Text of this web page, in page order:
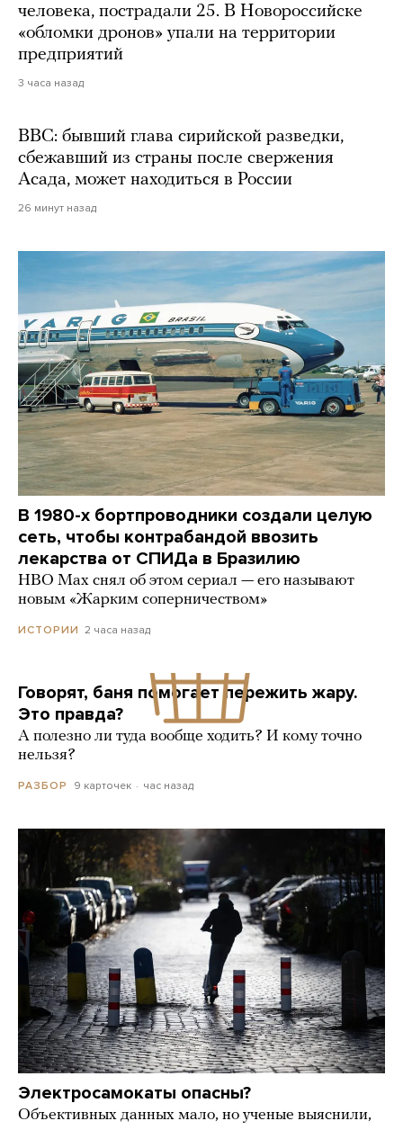
человека, пострадали 25. В Новороссийске
«обломки дронов» упали на территории
предприятий
3 часа назад
BBC: бывший глава сирийской разведки,
сбежавший из страны после свержения
Асада, может находиться в России
26 минут назад
В 1980-х бортпроводники создали целую
сеть, чтобы контрабандой ввозить
лекарства от СПИДа в Бразилию
HBO Max снял об этом сериал — его называют
новым «Жарким соперничеством»
ИСТОРИИ 2 часа назад
Говорят, баня помогает пережить жару.
Это правда?
А полезно ли туда вообще ходить? И кому точно
нельзя?
РАЗБОР 9 карточек час назад
Электросамокаты опасны?
Объективных данных мало, но ученые выяснили,